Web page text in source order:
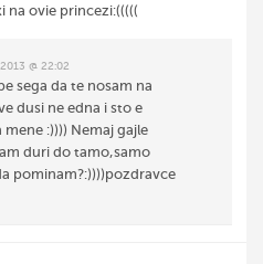
na ovie princezi:(((((
@ 22:02
sega da te nosam na
dusi ne edna i sto e
:)))) Nemaj gajle
duri do tamo,samo
pominam?:))))pozdravce